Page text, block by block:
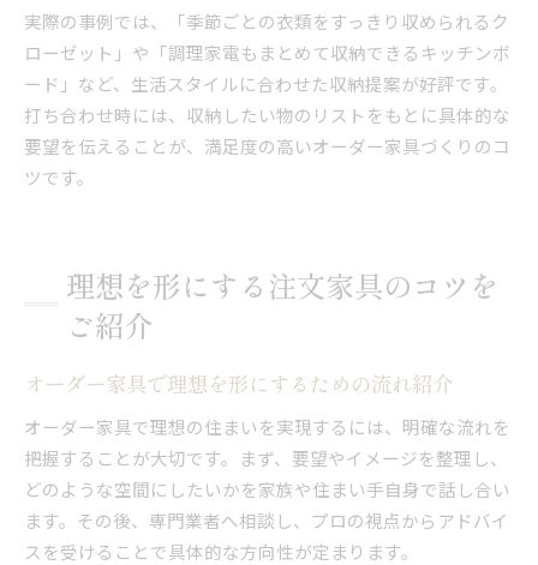
実際の事例では、「季節ごとの衣類をすっきり収められるク
ローゼット」や「調理家電もまとめて収納できるキッチンボ
ード」など、生活スタイルに合わせた収納提案が好評です。
打ち合わせ時には、収納したい物のリストをもとに具体的な
要望を伝えることが、満足度の高いオーダー家具づくりのコ
ツです。
理想を形にする注文家具のコツを
ご紹介
オーダー家具で理想を形にするための流れ紹介
オーダー家具で理想の住まいを実現するには、明確な流れを
把握することが大切です。まず、要望やイメージを整理し、
どのような空間にしたいかを家族や住まい手自身で話し合い
ます。その後、専門業者へ相談し、プロの視点からアドバイ
スを受けることで具体的な方向性が定まります。